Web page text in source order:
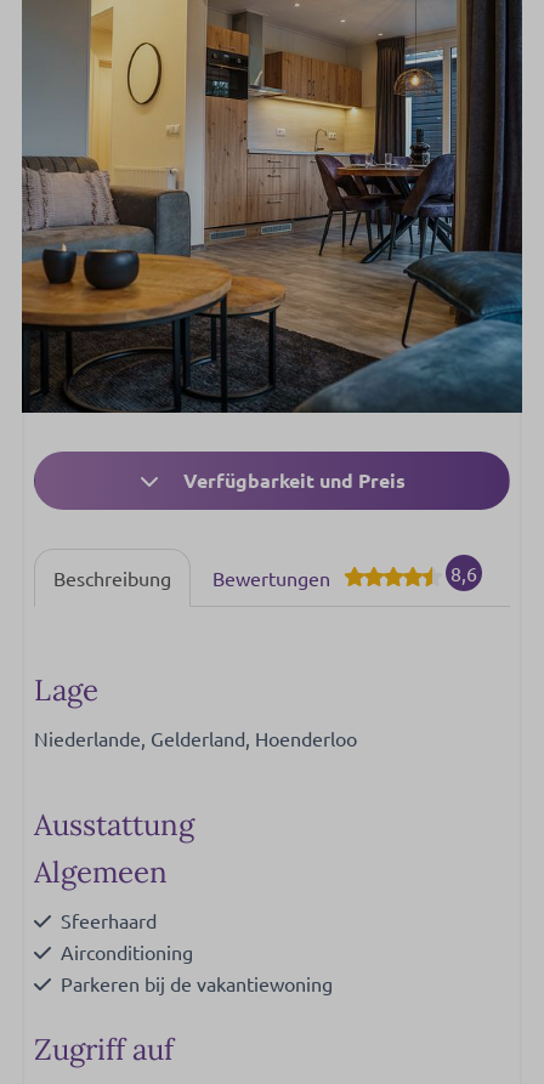
Verfügbarkeit und Preis
Beschreibung Bewertungen 8,6
Lage
Niederlande, Gelderland, Hoenderloo
Ausstattung
Algemeen
Sfeerhaard
Airconditioning
Parkeren bij de vakantiewoning
Zugriff auf